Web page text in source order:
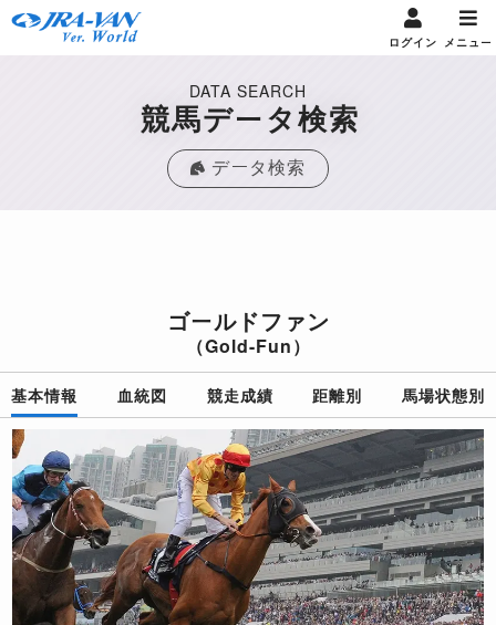
ログイン メニュー
DATA SEARCH
競馬データ検索
データ検索
ゴールドファン
（Gold-Fun）
基本情報 血統図 競走成績 距離別 馬場状態別